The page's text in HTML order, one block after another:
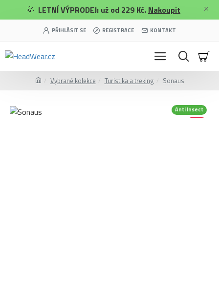
🌞 LETNÍ VÝPRODEJ: už od 229 Kč. Nakoupit
PŘIHLÁSIT SE REGISTRACE KONTAKT
Vybrané kolekce Turistika a treking Sonaus
Anti Insect